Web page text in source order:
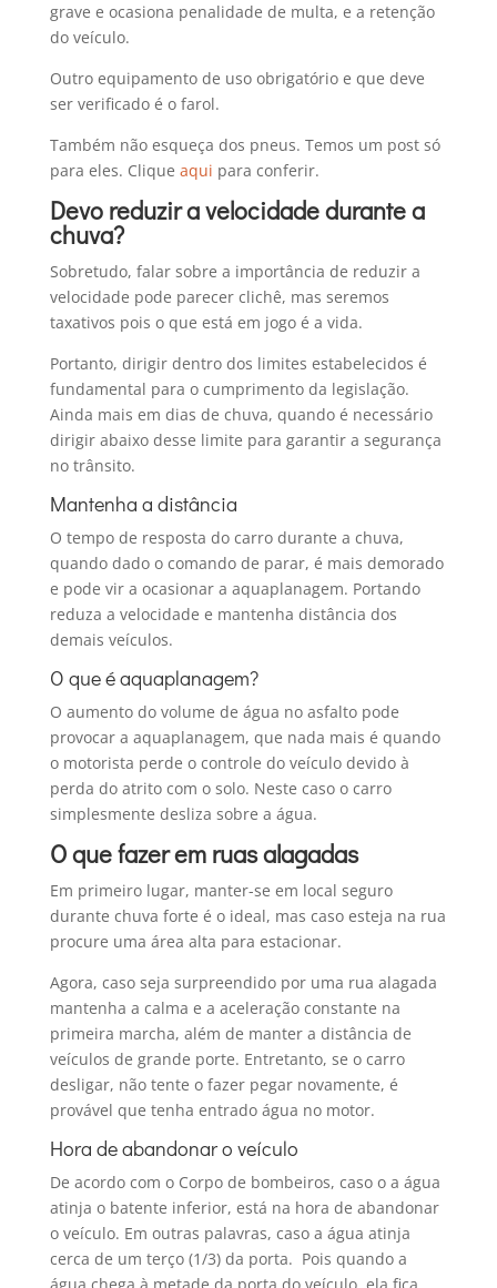
grave e ocasiona penalidade de multa, e a retenção
do veículo.
Outro equipamento de uso obrigatório e que deve
ser verificado é o farol.
Também não esqueça dos pneus. Temos um post só
para eles. Clique aqui para conferir.
Devo reduzir a velocidade durante a
chuva?
Sobretudo, falar sobre a importância de reduzir a
velocidade pode parecer clichê, mas seremos
taxativos pois o que está em jogo é a vida.
Portanto, dirigir dentro dos limites estabelecidos é
fundamental para o cumprimento da legislação.
Ainda mais em dias de chuva, quando é necessário
dirigir abaixo desse limite para garantir a segurança
no trânsito.
Mantenha a distância
O tempo de resposta do carro durante a chuva,
quando dado o comando de parar, é mais demorado
e pode vir a ocasionar a aquaplanagem. Portando
reduza a velocidade e mantenha distância dos
demais veículos.
O que é aquaplanagem?
O aumento do volume de água no asfalto pode
provocar a aquaplanagem, que nada mais é quando
o motorista perde o controle do veículo devido à
perda do atrito com o solo. Neste caso o carro
simplesmente desliza sobre a água.
O que fazer em ruas alagadas
Em primeiro lugar, manter-se em local seguro
durante chuva forte é o ideal, mas caso esteja na rua
procure uma área alta para estacionar.
Agora, caso seja surpreendido por uma rua alagada
mantenha a calma e a aceleração constante na
primeira marcha, além de manter a distância de
veículos de grande porte. Entretanto, se o carro
desligar, não tente o fazer pegar novamente, é
provável que tenha entrado água no motor.
Hora de abandonar o veículo
De acordo com o Corpo de bombeiros, caso o a água
atinja o batente inferior, está na hora de abandonar
o veículo. Em outras palavras, caso a água atinja
cerca de um terço (1/3) da porta. Pois quando a